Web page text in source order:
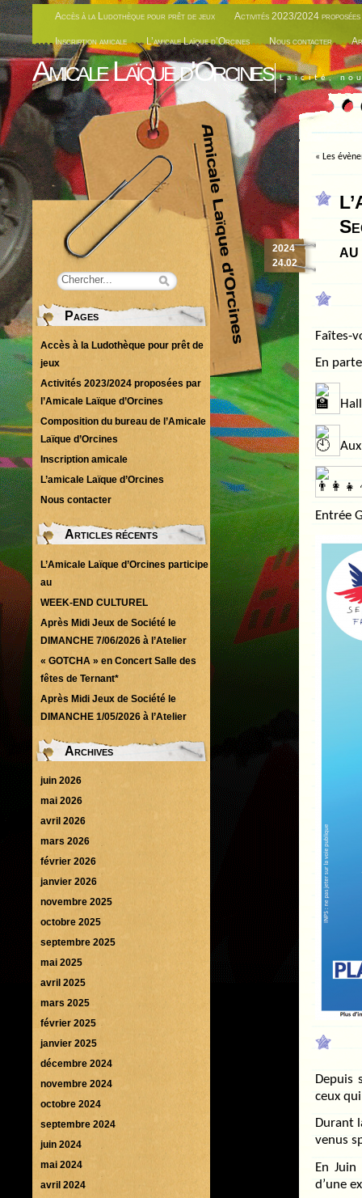
Accès à la Ludothèque pour prêt de jeux Activités 2023/2024 proposées
Inscription amicale L’amicale Laïque d’Orcines Nous contacter
Amicale Laïque d'Orcines Laïcité,
« Les
2024
24.02
Faîtes-
En
Entrée
Depuis
ceux
Durant
venus
En
d’une
Pages
Accès à la Ludothèque pour prêt de
jeux
Activités 2023/2024 proposées par
l’Amicale Laïque d’Orcines
Composition du bureau de l’Amicale
Laïque d’Orcines
Inscription amicale
L’amicale Laïque d’Orcines
Nous contacter
Articles récents
L’Amicale Laïque d’Orcines participe
au
WEEK-END CULTUREL
Après Midi Jeux de Société le
DIMANCHE 7/06/2026 à l’Atelier
« GOTCHA » en Concert Salle des
fêtes de Ternant*
Après Midi Jeux de Société le
DIMANCHE 1/05/2026 à l’Atelier
Archives
juin 2026
mai 2026
avril 2026
mars 2026
février 2026
janvier 2026
novembre 2025
octobre 2025
septembre 2025
mai 2025
avril 2025
mars 2025
février 2025
janvier 2025
décembre 2024
novembre 2024
octobre 2024
septembre 2024
juin 2024
mai 2024
avril 2024